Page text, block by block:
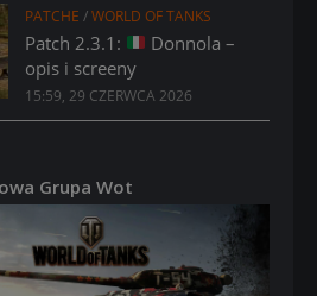
PATCHE /WORLD OF TANKS
Patch 2.3.1:
Donnola –
opis i screeny
15:59, 29 CZERWCA 2026
Grupa Wot